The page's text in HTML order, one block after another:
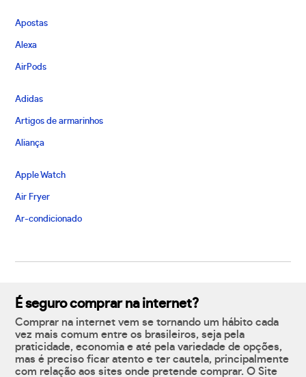
Apostas
Alexa
AirPods
Adidas
Artigos de armarinhos
Aliança
Apple Watch
Air Fryer
Ar-condicionado
É seguro comprar na internet?
Comprar na internet vem se tornando um hábito cada
vez mais comum entre os brasileiros, seja pela
praticidade, economia e até pela variedade de opções,
mas é preciso ficar atento e ter cautela, principalmente
com relação aos sites onde pretende comprar. O Site